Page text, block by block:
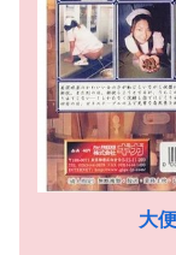
大